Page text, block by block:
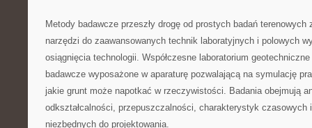
Metody badawcze przeszły drogę od prostych badań
narzędzi do zaawansowanych technik laboratyjnych i polowych
osiągnięcia technologii. Współczesne laboratorium
badawcze wyposażone w aparaturę pozwalającą na symulację
jakie grunt może napotkać w rzeczywistości. Badania obejmują
odkształcalności, przepuszczalności, charakterystyk czasowych
niezbędnych do projektowania.